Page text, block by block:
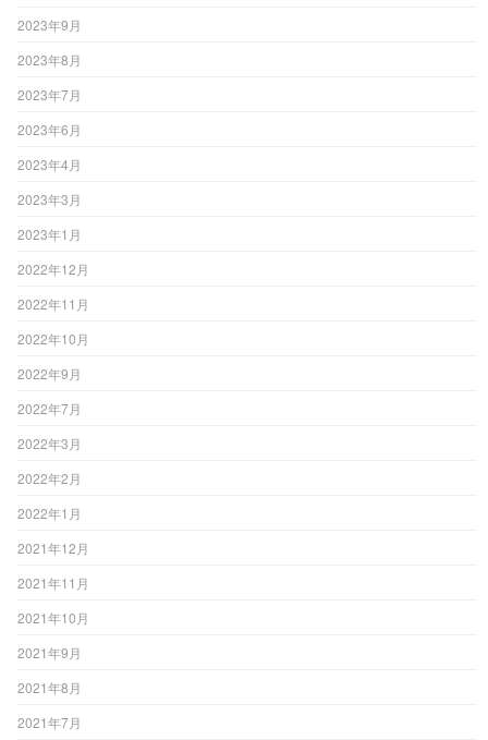
2023年9月
2023年8月
2023年7月
2023年6月
2023年4月
2023年3月
2023年1月
2022年12月
2022年11月
2022年10月
2022年9月
2022年7月
2022年3月
2022年2月
2022年1月
2021年12月
2021年11月
2021年10月
2021年9月
2021年8月
2021年7月